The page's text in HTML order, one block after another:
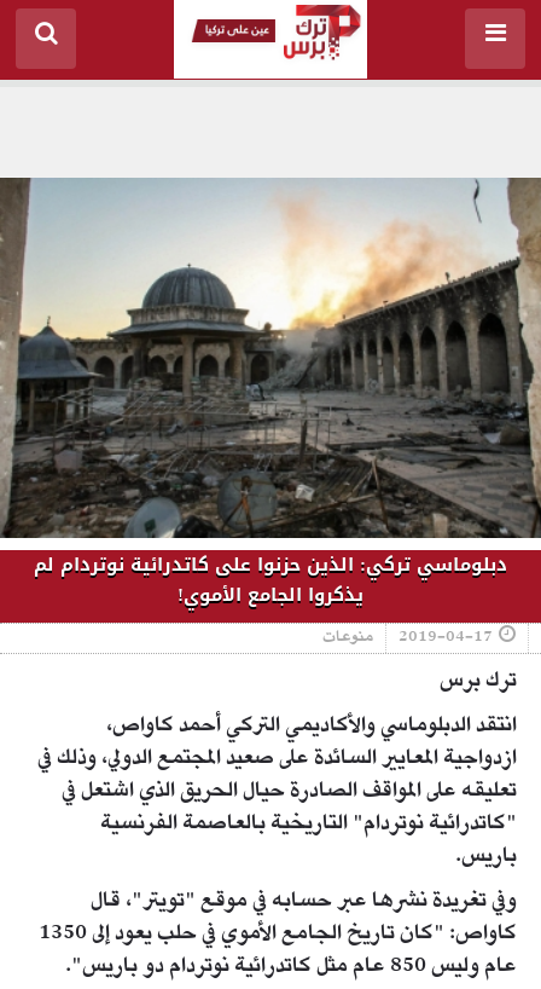
دبلوماسي تركي: الذين حزنوا على كاتدرائية نوتردام لم
يذكروا الجامع الأموي!
2019-04-17 منوعات
ترك برس
انتقد الدبلوماسي والأكاديمي التركي أحمد كاواص،
ازدواجية المعايير السائدة على صعيد المجتمع الدولي، وذلك في
تعليقه على المواقف الصادرة حيال الحريق الذي اشتعل في
"كاتدرائية نوتردام" التاريخية بالعاصمة الفرنسية
باريس.
وفي تغريدة نشرها عبر حسابه في موقع "تويتر"، قال
كاواص: "كان تاريخ الجامع الأموي في حلب يعود إلى 1350
عام وليس 850 عام مثل كاتدرائية نوتردام دو باريس".